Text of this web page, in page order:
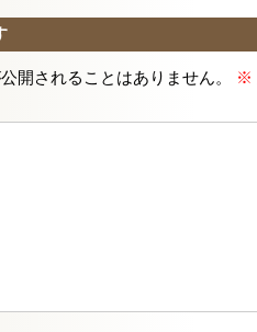
開されることはありません。 ※